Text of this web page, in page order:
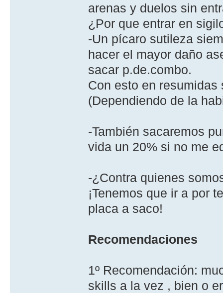
arenas y duelos sin
¿Por que entrar en
-Un pícaro sutileza
hacer el mayor daño
sacar p.de.combo.
Con esto en
(Dependiendo de la
-También sacaremos
vida un 20% si no me
-¿Contra quienes
¡Tenemos que ir a por
placa a saco!
Recomendaciones
1º Recomendación:
skills a la vez , bien o